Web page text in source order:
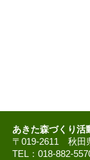
あきた森づくり活
〒019-2611 秋田
TEL：018-882-